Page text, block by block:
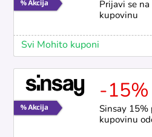
Prijavi se
kupovinu
Svi Mohito kuponi
-15%
Sinsay 15%
kupovinu